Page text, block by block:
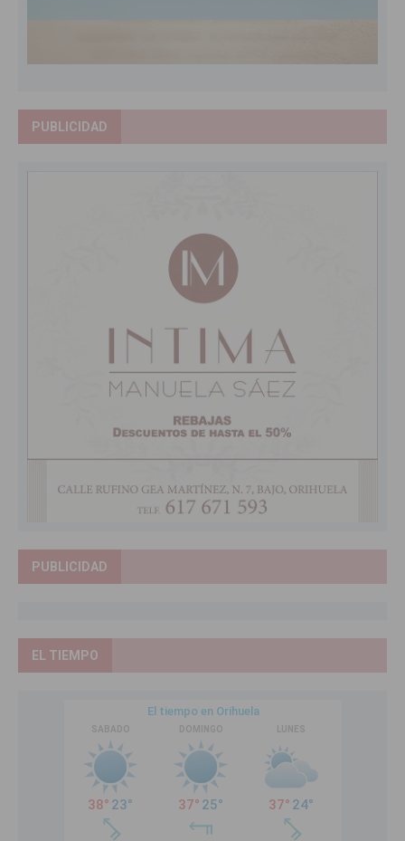
PUBLICIDAD
PUBLICIDAD
EL TIEMPO